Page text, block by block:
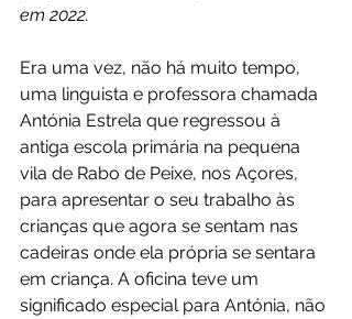
em 2022.
Era uma vez, não há muito tempo,
uma linguista e professora chamada
Antónia Estrela que regressou à
antiga escola primária na pequena
vila de Rabo de Peixe, nos Açores,
para apresentar o seu trabalho às
crianças que agora se sentam nas
cadeiras onde ela própria se sentara
em criança. A oficina teve um
significado especial para Antónia, não